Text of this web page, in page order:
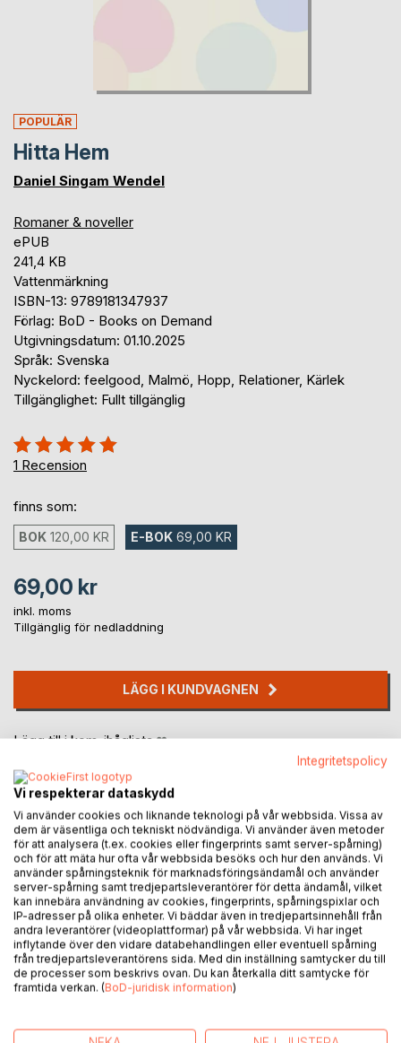
POPULÄR
Hitta Hem
Daniel Singam Wendel
Romaner & noveller
ePUB
241,4 KB
Vattenmärkning
ISBN-13: 9789181347937
Förlag: BoD - Books on Demand
Utgivningsdatum: 01.10.2025
Språk: Svenska
Nyckelord: feelgood, Malmö, Hopp, Relationer, Kärlek
Tillgänglighet: Fullt tillgänglig
Betyg::
100%
1 Recension
finns som:
BOK 120,00 KR E-BOK 69,00 KR
69,00 kr
inkl. moms
Tillgänglig för nedladdning
LÄGG I KUNDVAGNEN
Lägg till i kom-ihåglista
BESKRIVNING
Alicia kämpar med ett arbete som sliter mer på själen än på
kroppen, en chef som förpestar dagarna och och en
vardag som blivit alltför liten. Ekorrhjulet är lika konstant
Integritetspolicy
Vi respekterar dataskydd
Vi använder cookies och liknande teknologi på vår webbsida. Vissa av
dem är väsentliga och tekniskt nödvändiga. Vi använder även metoder
för att analysera (t.ex. cookies eller fingerprints samt server-spårning)
och för att mäta hur ofta vår webbsida besöks och hur den används. Vi
använder spårningsteknik för marknadsföringsändamål och använder
server-spårning samt tredjepartsleverantörer för detta ändamål, vilket
kan innebära användning av cookies, fingerprints, spårningspixlar och
IP-adresser på olika enheter. Vi bäddar även in tredjepartsinnehåll från
andra leverantörer (videoplattformar) på vår webbsida. Vi har inget
inflytande över den vidare databehandlingen eller eventuell spårning
från tredjepartsleverantörens sida. Med din inställning samtycker du till
de processer som beskrivs ovan. Du kan återkalla ditt samtycke för
framtida verkan. (BoD-juridisk information)